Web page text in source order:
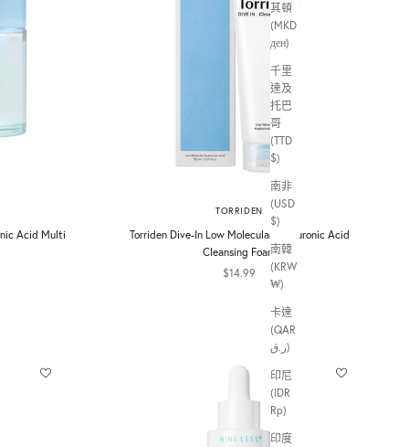
其頓
(MKD
ден)
千里
達及
托巴
哥
(TTD
$)
南非
(USD
$)
南韓
(KRW
₩)
卡達
(QAR
ر.ق)
印尼
(IDR
Rp)
印度
Acid Multi
TORRIDEN
Torriden Dive-In Low Molecular Hyaluronic Acid
Cleansing Foam
促銷價
$14.99